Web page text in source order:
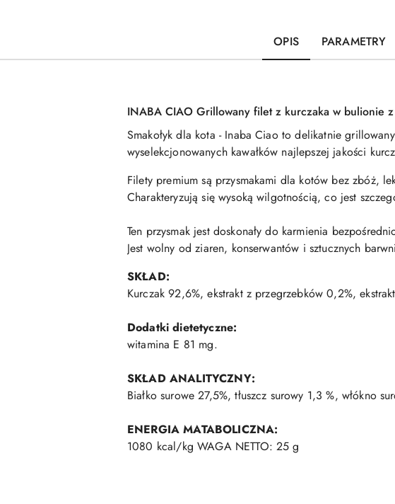
OPIS PARAMETRY
INABA CIAO Grillowany filet z kurczaka w bulionie
Smakołyk dla kota - Inaba Ciao to delikatnie
wyselekcjonowanych kawałków najlepszej jakości
Filety premium są przysmakami dla kotów bez zbóż,
Charakteryzują się wysoką wilgotnością, co jest
Ten przysmak jest doskonały do karmienia
Jest wolny od ziaren, konserwantów i sztucznych
SKŁAD:
Kurczak 92,6%, ekstrakt z przegrzebków 0,2%,
Dodatki dietetyczne:
witamina E 81 mg.
SKŁAD ANALITYCZNY:
Białko surowe 27,5%, tłuszcz surowy 1,3 %, włókno
ENERGIA MATABOLICZNA:
1080 kcal/kg WAGA NETTO: 25 g